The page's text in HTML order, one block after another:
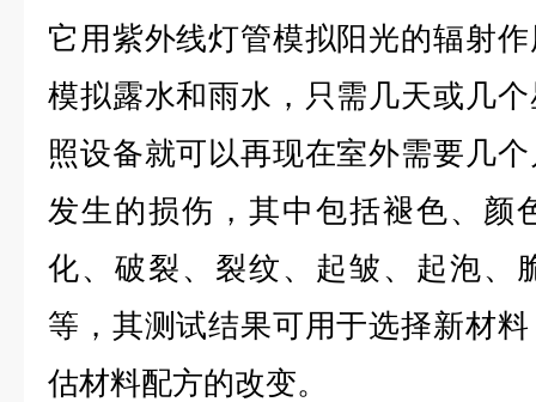
它用紫外线灯管模拟阳光的辐射
模拟露水和雨水，只需几天或几
照设备就可以再现在室外需要几
发生的损伤，其中包括褪色、颜
化、破裂、裂纹、起皱、起泡、
等，其测试结果可用于选择新材
估材料配方的改变。